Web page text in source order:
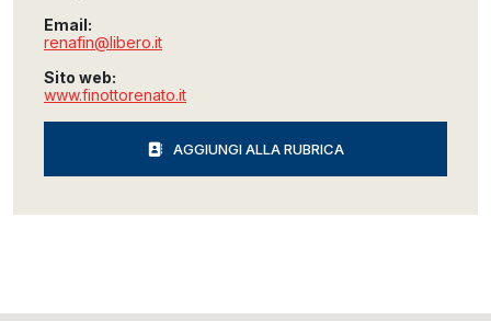
Email:
renafin@libero.it
Sito web:
www.finottorenato.it
AGGIUNGI ALLA RUBRICA